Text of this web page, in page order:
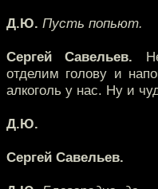
Д.Ю. Пусть попьют.
Сергей Савельев.
отделим голову и
алкоголь у нас. Ну и
Д.Ю.
Сергей Савельев.